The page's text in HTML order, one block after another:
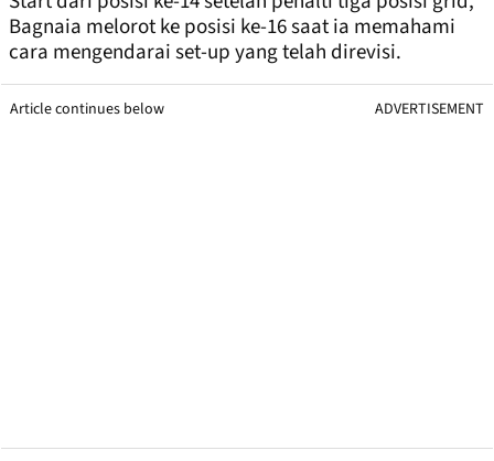
Bagnaia melorot ke posisi ke-16 saat ia memahami
cara mengendarai set-up yang telah direvisi.
Article continues below ADVERTISEMENT